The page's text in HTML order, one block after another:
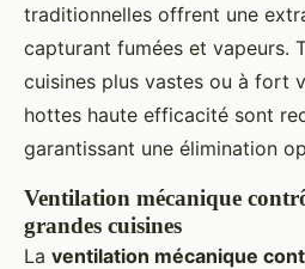
traditionnelles offrent une
capturant fumées et vapeurs.
cuisines plus vastes ou à fort
hottes haute efficacité sont
garantissant une élimination
Ventilation mécanique
grandes cuisines
La ventilation mécanique